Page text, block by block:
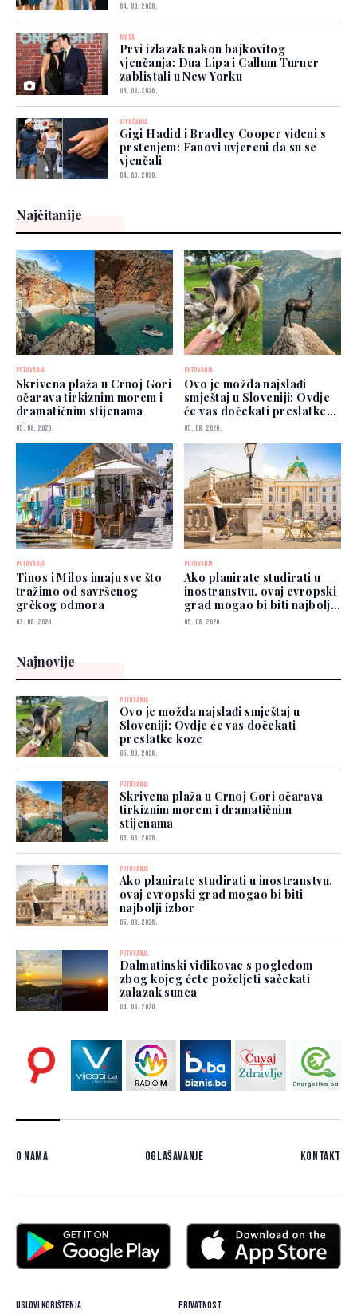
04. 08. 2026.
MODA
Prvi izlazak nakon bajkovitog
vjenčanja: Dua Lipa i Callum Turner
zablistali u New Yorku
04. 08. 2026.
VJENČANJA
Gigi Hadid i Bradley Cooper viđeni s
prstenjem: Fanovi uvjereni da su se
vjenčali
04. 08. 2026.
Najčitanije
PUTOVANJA
Skrivena plaža u Crnoj Gori
očarava tirkiznim morem i
dramatičnim stijenama
05. 08. 2026.
PUTOVANJA
Ovo je možda najslađi
smještaj u Sloveniji: Ovdje
će vas dočekati preslatke
koze
05. 08. 2026.
PUTOVANJA
Tinos i Milos imaju sve što
tražimo od savršenog
grčkog odmora
03. 08. 2026.
PUTOVANJA
Ako planirate studirati u
inostranstvu, ovaj evropski
grad mogao bi biti najbolji
izbor
05. 08. 2026.
Najnovije
PUTOVANJA
Ovo je možda najslađi smještaj u
Sloveniji: Ovdje će vas dočekati
preslatke koze
05. 08. 2026.
PUTOVANJA
Skrivena plaža u Crnoj Gori očarava
tirkiznim morem i dramatičnim
stijenama
05. 08. 2026.
PUTOVANJA
Ako planirate studirati u inostranstvu,
ovaj evropski grad mogao bi biti
najbolji izbor
05. 08. 2026.
PUTOVANJA
Dalmatinski vidikovac s pogledom
zbog kojeg ćete poželjeti sačekati
zalazak sunca
04. 08. 2026.
O nama Oglašavanje Kontakt
Uslovi korištenja Privatnost